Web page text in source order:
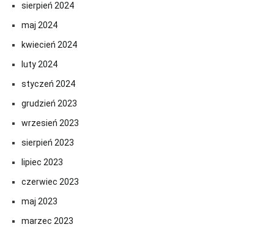
sierpień 2024
maj 2024
kwiecień 2024
luty 2024
styczeń 2024
grudzień 2023
wrzesień 2023
sierpień 2023
lipiec 2023
czerwiec 2023
maj 2023
marzec 2023